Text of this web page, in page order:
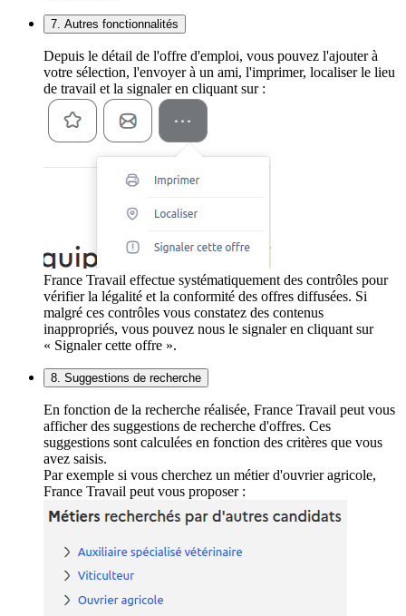
7. Autres fonctionnalités
Depuis le détail de l'offre d'emploi, vous pouvez l'ajouter à
votre sélection, l'envoyer à un ami, l'imprimer, localiser le lieu
de travail et la signaler en cliquant sur :
France Travail effectue systématiquement des contrôles pour
vérifier la légalité et la conformité des offres diffusées. Si
malgré ces contrôles vous constatez des contenus
inappropriés, vous pouvez nous le signaler en cliquant sur
« Signaler cette offre ».
8. Suggestions de recherche
En fonction de la recherche réalisée, France Travail peut vous
afficher des suggestions de recherche d'offres. Ces
suggestions sont calculées en fonction des critères que vous
avez saisis.
Par exemple si vous cherchez un métier d'ouvrier agricole,
France Travail peut vous proposer :